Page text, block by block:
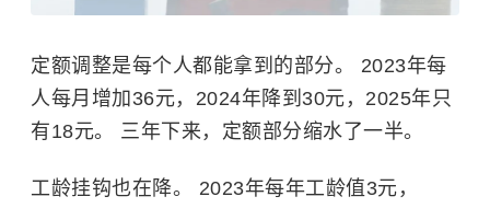
定额调整是每个人都能拿到的部分。 2023年每
人每月增加36元，2024年降到30元，2025年只
有18元。 三年下来，定额部分缩水了一半。
工龄挂钩也在降。 2023年每年工龄值3元，